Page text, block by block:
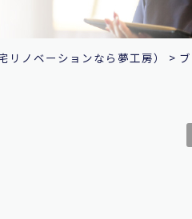
リノベーションなら夢工房） >